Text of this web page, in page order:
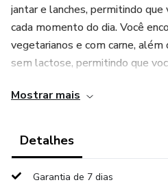
jantar e lanches, permitindo
cada momento do dia. Você
vegetarianos e com carne,
sem lactose, permitindo que
utilizando ingredientes simples
claras e fáceis de seguir,
Mostrar mais
Detalhes
Garantia de 7 dias